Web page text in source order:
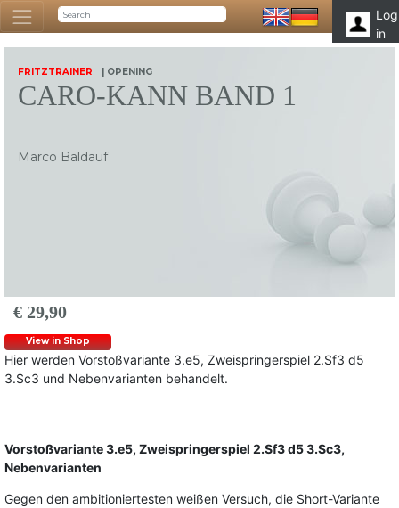
Log
in
FRITZTRAINER | OPENING
CARO-KANN BAND 1
Marco Baldauf
€ 29,90
View in Shop
Hier werden Vorstoßvariante 3.e5, Zweispringerspiel 2.Sf3 d5
3.Sc3 und Nebenvarianten behandelt.
Vorstoßvariante 3.e5, Zweispringerspiel 2.Sf3 d5 3.Sc3,
Nebenvarianten
Gegen den ambitioniertesten weißen Versuch, die Short-Variante